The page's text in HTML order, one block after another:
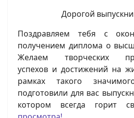
Дорогой
Поздравляем тебя с
получением диплома о
Желаем творческих
успехов и достижений на
рамках такого
подготовили для вас
котором всегда горит